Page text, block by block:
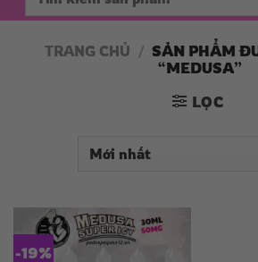
TRANG CHỦ / SẢN PHẨM
“MEDUSA”
LỌC
-19%